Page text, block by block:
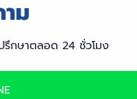
ปรึกษาตลอด 24 ชั่วโมง